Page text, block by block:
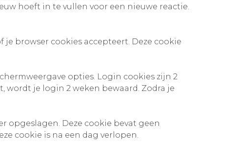
hoeft in te vullen voor een nieuwe reactie.
browser cookies accepteert. Deze cookie
opties. Login cookies zijn 2
wordt je login 2 weken bewaard. Zodra je
opgeslagen. Deze cookie bevat geen
cookie is na een dag verlopen.